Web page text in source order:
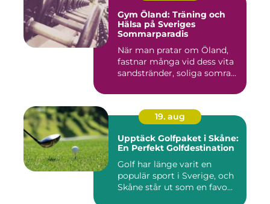
Gym Öland: Träning och
Hälsa på Sveriges
Sommarparadis
När man pratar om Öland,
fastnar många vid dess vita
sandstränder, soliga somra...
19. aug
Upptäck Golfpaket i Skåne:
En Perfekt Golfdestination
Golf har länge varit en
populär sport i Sverige, och
Skåne står ut som en favo...